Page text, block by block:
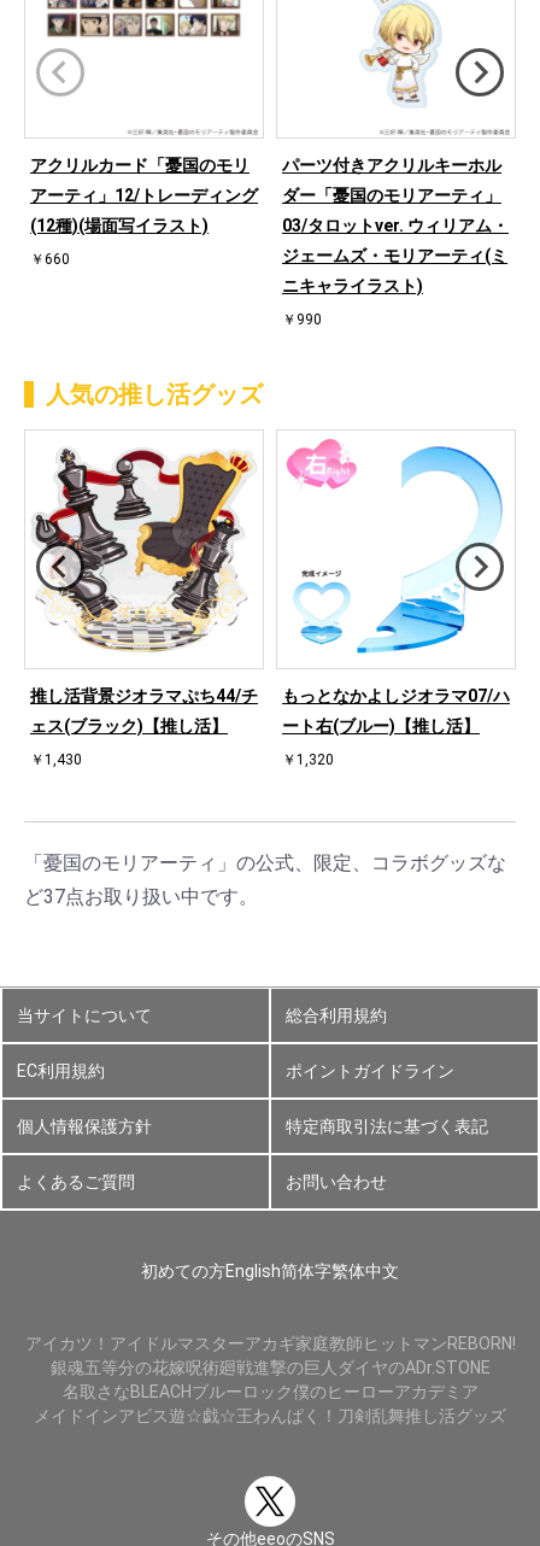
アクリルカード「憂国のモリ
アーティ」12/トレーディング
(12種)(場面写イラスト)
￥660
パーツ付きアクリルキーホル
ダー「憂国のモリアーティ」
03/タロットver. ウィリアム・
ジェームズ・モリアーティ(ミ
ニキャライラスト)
￥990
人気の推し活グッズ
推し活背景ジオラマぷち44/チ
ェス(ブラック)【推し活】
￥1,430
もっとなかよしジオラマ07/ハ
ート右(ブルー)【推し活】
￥1,320
「憂国のモリアーティ」の公式、限定、コラボグッズな
ど37点お取り扱い中です。
当サイトについて 総合利用規約
EC利用規約 ポイントガイドライン
個人情報保護方針 特定商取引法に基づく表記
よくあるご質問 お問い合わせ
初めての方English简体字繁体中文
アイカツ！ アイドルマスターアカギ家庭教師ヒットマンREBORN!
銀魂五等分の花嫁呪術廻戦進撃の巨人 ダイヤのADr.STONE
名取さなBLEACHブルーロック僕のヒーローアカデミア
メイドインアビス遊☆戯☆王わんぱく！刀剣乱舞推し活グッズ
その他eeoのSNS